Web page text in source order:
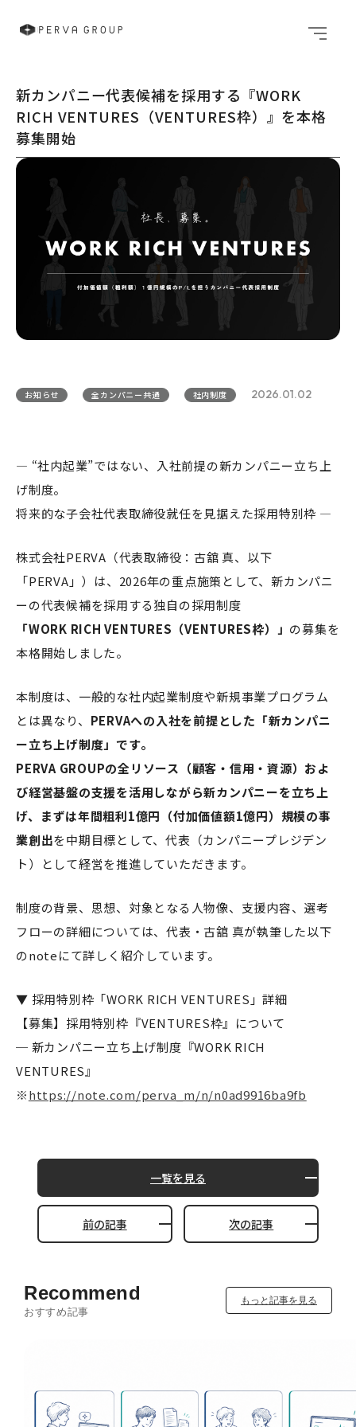
メニュ
新カンパニー代表候補を採用する『WORK
RICH VENTURES（VENTURES枠）』を本格
募集開始
お知らせ 全カンパニー共通 社内制度 2026.01.02
— “社内起業”ではない、入社前提の新カンパニー立ち上
げ制度。
将来的な子会社代表取締役就任を見据えた採用特別枠 —
株式会社PERVA（代表取締役：古舘 真、以下
「PERVA」）は、2026年の重点施策として、新カンパニ
ーの代表候補を採用する独自の採用制度
「WORK RICH VENTURES（VENTURES枠）」 の募集を
本格開始しました。
本制度は、一般的な社内起業制度や新規事業プログラム
とは異なり、 PERVAへの入社を前提とした「新カンパニ
ー立ち上げ制度」です。
PERVA GROUPの全リソース（顧客・信用・資源）およ
び経営基盤の支援を活用しながら新カンパニーを立ち上
げ、まずは年間粗利1億円（付加価値額1億円）規模の事
業創出を中期目標として、代表（カンパニープレジデン
ト）として経営を推進していただきます。
制度の背景、思想、対象となる人物像、支援内容、選考
フローの詳細については、代表・古舘 真が執筆した以下
のnoteにて詳しく紹介しています。
▼ 採用特別枠「WORK RICH VENTURES」詳細
【募集】採用特別枠『VENTURES枠』について
─ 新カンパニー立ち上げ制度『WORK RICH
VENTURES』
※https://note.com/perva_m/n/n0ad9916ba9fb
前の記事
一覧を見る
次の記事
Recommend
おすすめ記事
もっと記事を見る